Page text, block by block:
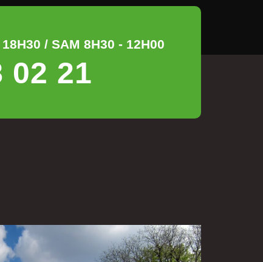
/ SAM 8H30 - 12H00
02 21